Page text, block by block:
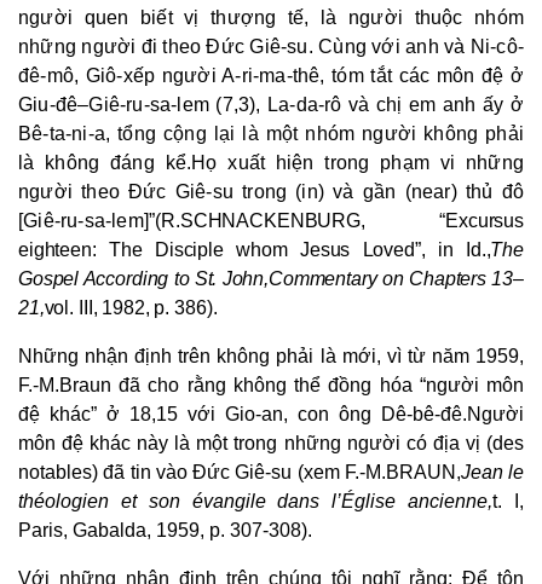
người quen biết vị thượng tế, là người thuộc nhóm
những người đi theo Đức Giê-su. Cùng với anh và Ni-cô-
đê-mô, Giô-xếp người A-ri-ma-thê, tóm tắt các môn đệ ở
Giu-đê–Giê-ru-sa-lem (7,3), La-da-rô và chị em anh ấy ở
Bê-ta-ni-a, tổng cộng lại là một nhóm người không phải
là không đáng kể.Họ xuất hiện trong phạm vi những
người theo Đức Giê-su trong (in) và gần (near) thủ đô
[Giê-ru-sa-lem]”(R.SCHNACKENBURG, “Excursus
eighteen: The Disciple whom Jesus Loved”, in Id.,The
Gospel According to St. John,Commentary on Chapters 13–
21,vol. III, 1982, p. 386).
Những nhận định trên không phải là mới, vì từ năm 1959,
F.-M.Braun đã cho rằng không thể đồng hóa “người môn
đệ khác” ở 18,15 với Gio-an, con ông Dê-bê-đê.Người
môn đệ khác này là một trong những người có địa vị (des
notables) đã tin vào Đức Giê-su (xem F.-M.BRAUN,Jean le
théologien et son évangile dans l’Église ancienne,t. I,
Paris, Gabalda, 1959, p. 307-308).
Với những nhận định trên chúng tôi nghĩ rằng: Để tôn